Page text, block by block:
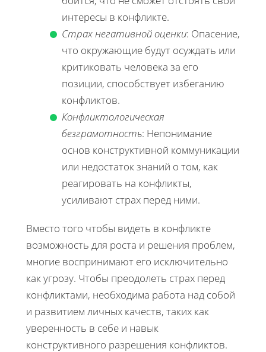
интересы в конфликте.
Страх негативной оценки: Опасение,
что окружающие будут осуждать или
критиковать человека за его
позиции, способствует избеганию
конфликтов.
Конфликтологическая
безграмотность: Непонимание
основ конструктивной коммуникации
или недостаток знаний о том, как
реагировать на конфликты,
усиливают страх перед ними.
Вместо того чтобы видеть в конфликте
возможность для роста и решения проблем,
многие воспринимают его исключительно
как угрозу. Чтобы преодолеть страх перед
конфликтами, необходима работа над собой
и развитием личных качеств, таких как
уверенность в себе и навык
конструктивного разрешения конфликтов.